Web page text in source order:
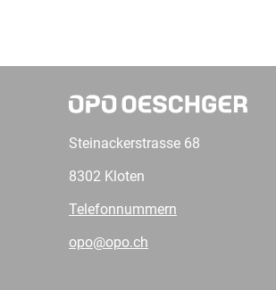
Steinackerstrasse 68
8302 Kloten
Telefonnummern
opo@opo.ch